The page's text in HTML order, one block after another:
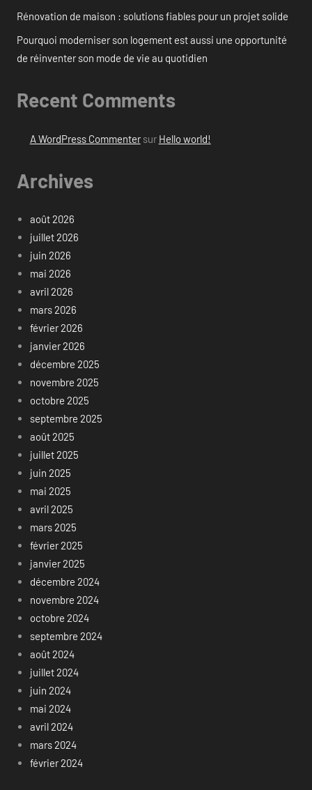
Rénovation de maison : solutions fiables pour un projet solide
Pourquoi moderniser son logement est aussi une opportunité
de réinventer son mode de vie au quotidien
Recent Comments
A WordPress Commentersur Hello world!
Archives
août 2026
juillet 2026
juin 2026
mai 2026
avril 2026
mars 2026
février 2026
janvier 2026
décembre 2025
novembre 2025
octobre 2025
septembre 2025
août 2025
juillet 2025
juin 2025
mai 2025
avril 2025
mars 2025
février 2025
janvier 2025
décembre 2024
novembre 2024
octobre 2024
septembre 2024
août 2024
juillet 2024
juin 2024
mai 2024
avril 2024
mars 2024
février 2024